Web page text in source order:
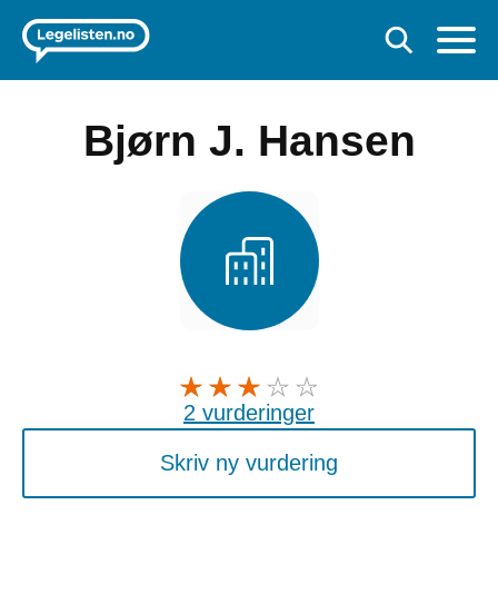
Bjørn J. Hansen
2 vurderinger
Skriv ny vurdering